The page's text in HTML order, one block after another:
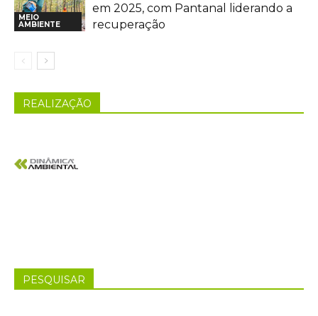
MEIO
AMBIENTE
em 2025, com Pantanal liderando a
recuperação
REALIZAÇÃO
PESQUISAR